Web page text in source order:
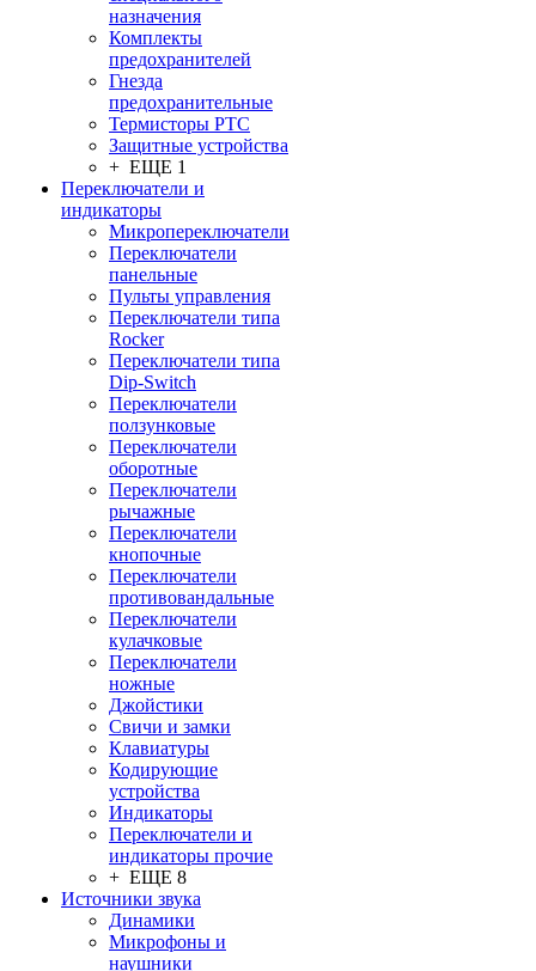
назначения
Комплекты
предохранителей
Гнезда
предохранительные
Термисторы PTC
Защитные устройства
+ ЕЩЕ 1
Переключатели и
индикаторы
Микропереключатели
Переключатели
панельные
Пульты управления
Переключатели типа
Rocker
Переключатели типа
Dip-Switch
Переключатели
ползунковые
Переключатели
оборотные
Переключатели
рычажные
Переключатели
кнопочные
Переключатели
противовандальные
Переключатели
кулачковые
Переключатели
ножные
Джойстики
Свичи и замки
Клавиатуры
Кодирующие
устройства
Индикаторы
Переключатели и
индикаторы прочие
+ ЕЩЕ 8
Источники звука
Динамики
Микрофоны и
наушники